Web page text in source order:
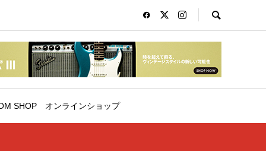
SHOP オンラインショップ